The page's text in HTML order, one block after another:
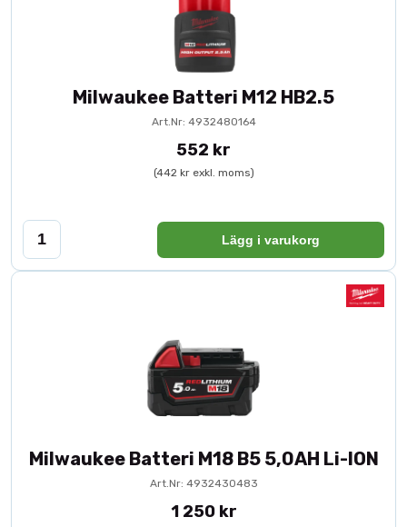
Milwaukee Batteri M12 HB2.5
Art.Nr: 4932480164
552 kr
(442 kr exkl. moms)
Lägg i varukorg
Milwaukee Batteri M18 B5 5,0AH Li-ION
Art.Nr: 4932430483
1 250 kr